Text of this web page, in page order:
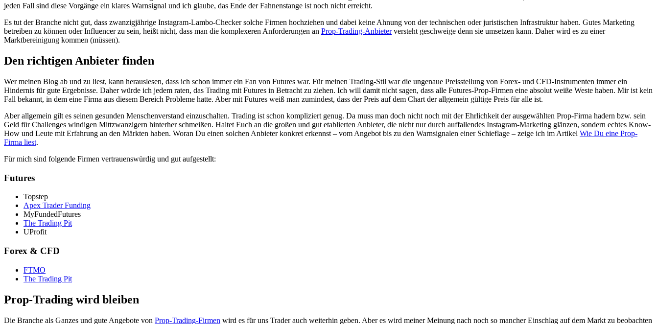
jeden Fall sind diese Vorgänge ein klares Warnsignal und ich glaube, das Ende der Fahnenstange ist noch nicht erreicht.
Es tut der Branche nicht gut, dass zwanzigjährige Instagram-Lambo-Checker solche Firmen hochziehen und dabei keine Ahnung von der technischen oder juristischen Infrastruktur haben. Gutes Marketing
betreiben zu können oder Influencer zu sein, heißt nicht, dass man die komplexeren Anforderungen an Prop-Trading-Anbieterversteht geschweige denn sie umsetzen kann. Daher wird es zu einer
Marktbereinigung kommen (müssen).
Den richtigen Anbieter finden
Wer meinen Blog ab und zu liest, kann herauslesen, dass ich schon immer ein Fan von Futures war. Für meinen Trading-Stil war die ungenaue Preisstellung von Forex- und CFD-Instrumenten immer ein
Hindernis für gute Ergebnisse. Daher würde ich jedem raten, das Trading mit Futures in Betracht zu ziehen. Ich will damit nicht sagen, dass alle Futures-Prop-Firmen eine absolut weiße Weste haben. Mir ist kein
Fall bekannt, in dem eine Firma aus diesem Bereich Probleme hatte. Aber mit Futures weiß man zumindest, dass der Preis auf dem Chart der allgemein gültige Preis für alle ist.
Aber allgemein gilt es seinen gesunden Menschenverstand einzuschalten. Trading ist schon kompliziert genug. Da muss man doch nicht noch mit der Ehrlichkeit der ausgewählten Prop-Firma hadern bzw. sein
Geld für Challenges windigen Mittzwanzigern hinterher schmeißen. Haltet Euch an die großen und gut etablierten Anbieter, die nicht nur durch auffallendes Instagram-Marketing glänzen, sondern echtes Know-
How und Leute mit Erfahrung an den Märkten haben. Woran Du einen solchen Anbieter konkret erkennst – vom Angebot bis zu den Warnsignalen einer Schieflage – zeige ich im Artikel Wie Du eine Prop-
Firma liest.
Für mich sind folgende Firmen vertrauenswürdig und gut aufgestellt:
Futures
Topstep
Apex Trader Funding
MyFundedFutures
The Trading Pit
UProfit
Forex & CFD
FTMO
The Trading Pit
Prop-Trading wird bleiben
Die Branche als Ganzes und gute Angebote von Prop-Trading-Firmen wird es für uns Trader auch weiterhin geben. Aber es wird meiner Meinung nach noch so mancher Einschlag auf dem Markt zu beobachten